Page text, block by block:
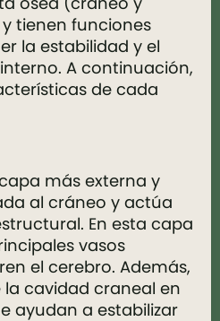
tienen funciones
la estabilidad y el
A continuación,
de cada
más externa y
al cráneo y actúa
En esta capa
vasos
el cerebro. Además,
cavidad craneal en
ayudan a estabilizar